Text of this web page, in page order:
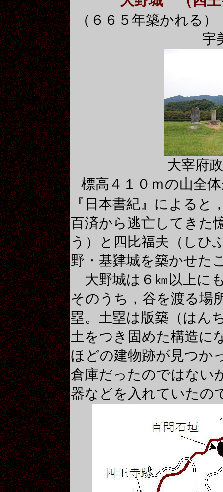
（６６５年築かれる
宇
大宰府
標高４１０ｍの山全
『日本書紀』によると
百済から逃亡してきた
う）と四比福夫（しひ
野・基肄城を築かせた
大野城は６㎞以上に
そのうち，谷を渡る場
塁。土塁は版築（はん
土をつき固めた構造に
ほどの建物跡が見つか
倉庫だったのではない
器などを入れていたの